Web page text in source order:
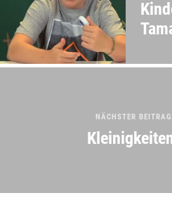
NÄCHSTER BEITRAG: